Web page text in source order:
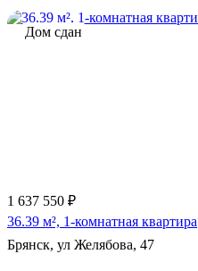
Дом сдан
1 637 550 ₽
36.39 м², 1-комнатная квартира
Брянск, ул Желябова, 47